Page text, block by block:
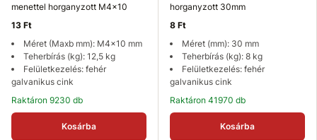
menettel horganyzott M4x10
13 Ft
Méret (Maxb mm): M4x10 mm
Teherbírás (kg): 12,5 kg
Felületkezelés: fehér
galvanikus cink
Raktáron 9230 db
Kosárba
horganyzott 30mm
8 Ft
Méret (mm): 30 mm
Teherbírás (kg): 8 kg
Felületkezelés: fehér
galvanikus cink
Raktáron 41970 db
Kosárba